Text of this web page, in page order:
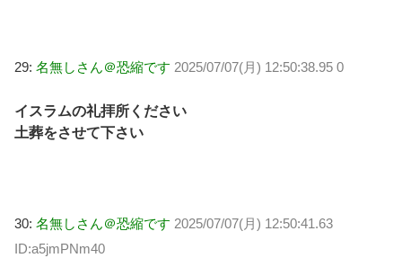
29: 名無しさん＠恐縮です 2025/07/07(月) 12:50:38.95 0
イスラムの礼拝所ください
土葬をさせて下さい
30: 名無しさん＠恐縮です 2025/07/07(月) 12:50:41.63
ID:a5jmPNm40